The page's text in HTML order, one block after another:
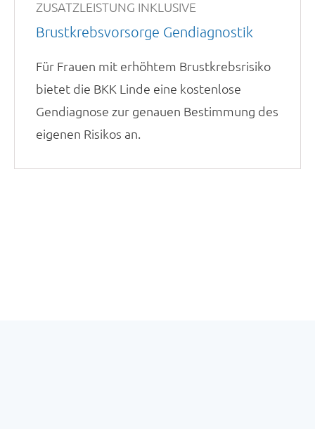
ZUSATZLEISTUNG INKLUSIVE
Brustkrebsvorsorge Gendiagnostik
Für Frauen mit erhöhtem Brustkrebsrisiko
bietet die BKK Linde eine kostenlose
Gendiagnose zur genauen Bestimmung des
eigenen Risikos an.